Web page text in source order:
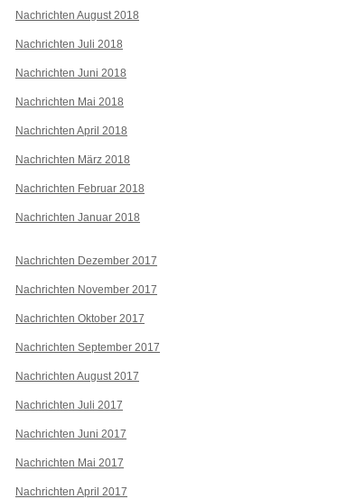
Nachrichten August 2018
Nachrichten Juli 2018
Nachrichten Juni 2018
Nachrichten Mai 2018
Nachrichten April 2018
Nachrichten März 2018
Nachrichten Februar 2018
Nachrichten Januar 2018
Nachrichten Dezember 2017
Nachrichten November 2017
Nachrichten Oktober 2017
Nachrichten September 2017
Nachrichten August 2017
Nachrichten Juli 2017
Nachrichten Juni 2017
Nachrichten Mai 2017
Nachrichten April 2017